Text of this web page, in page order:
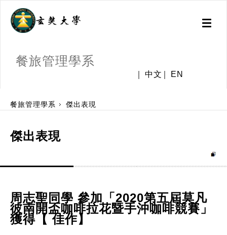
Toggle
餐旅管理學系
中文 EN
餐旅管理學系
傑出表現
傑出表現
周志聖同學 參加「2020第五屆莫凡
彼南開盃咖啡拉花暨手沖咖啡競賽」
獲得【 佳作】